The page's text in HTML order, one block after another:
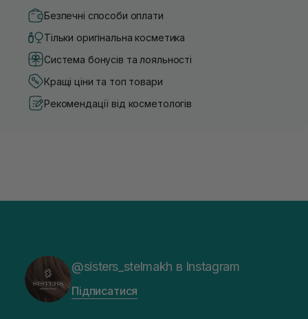
Безпечні способи оплати
Тільки оригінальна косметика
Система бонусів та лояльності
Кращі ціни та топ товари
Рекомендації від косметологів
@sisters_stelmakh в Instagram
Підписатися